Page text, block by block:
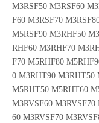
M3RSF50 M3RSF60
F60 M3RSF70
M5RSF90 M3RHF50
RHF60 M3RHF70
F70 M5RHF80
0 M3RHT90 M3RHT50
M5RHT50 M5RHT60
M3RVSF60 M3RVSF70
60 M3RVSF70